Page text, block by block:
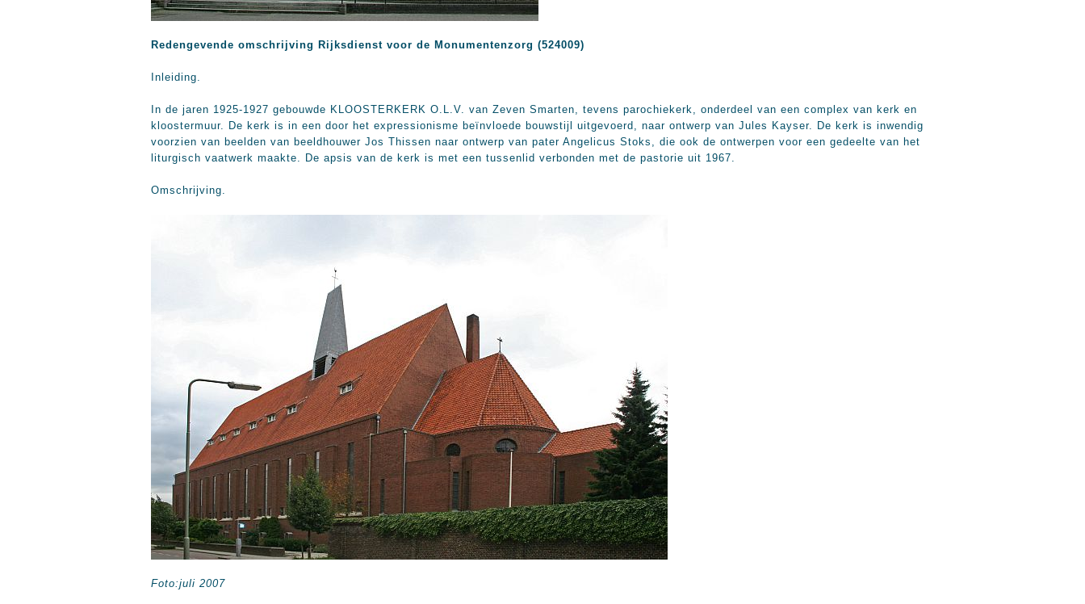
Redengevende omschrijving Rijksdienst voor de Monumentenzorg (524009)
Inleiding.
In de jaren 1925-1927 gebouwde KLOOSTERKERK O.L.V. van Zeven Smarten, tevens parochiekerk, onderdeel van een complex van kerk en
kloostermuur. De kerk is in een door het expressionisme beïnvloede bouwstijl uitgevoerd, naar ontwerp van Jules Kayser. De kerk is inwendig
voorzien van beelden van beeldhouwer Jos Thissen naar ontwerp van pater Angelicus Stoks, die ook de ontwerpen voor een gedeelte van het
liturgisch vaatwerk maakte. De apsis van de kerk is met een tussenlid verbonden met de pastorie uit 1967.
Omschrijving.
Foto:juli 2007